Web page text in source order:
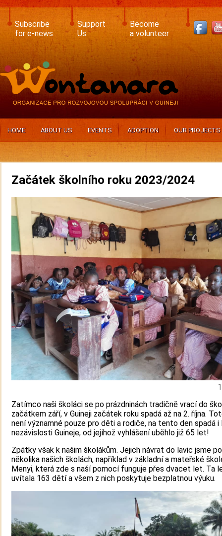
Skip
main
content
Subscribe
for e-news
Support
Us
Become
a volunteer
HOME ABOUT US EVENTS ADOPTION OUR PROJECTS
Začátek školního roku 2023/2024
Zatímco naši školáci se po prázdninách tradičně vrací do
začátkem září, v Guineji začátek roku spadá až na 2. října.
není významné pouze pro děti a rodiče, na tento den spadá i
nezávislosti Guineje, od jejíhož vyhlášení uběhlo již 65 let!
Zpátky však k našim školákům. Jejich návrat do lavic jsme
několika našich školách, například v základní a mateřské
Menyi, která zde s naší pomocí funguje přes dvacet let. Ta
uvítala 163 dětí a všem z nich poskytuje bezplatnou výuku.